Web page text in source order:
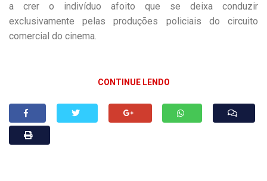
a crer o indivíduo afoito que se deixa conduzir
exclusivamente pelas produções policiais do circuito
comercial do cinema.
CONTINUE LENDO